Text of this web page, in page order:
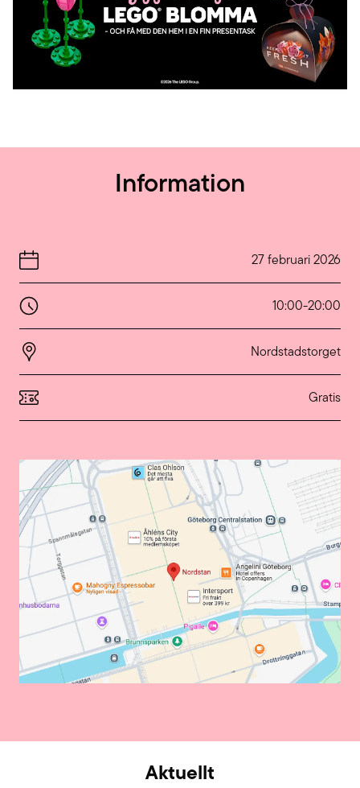
Information
27 februari 2026
10:00-20:00
Nordstadstorget
Gratis
Aktuellt